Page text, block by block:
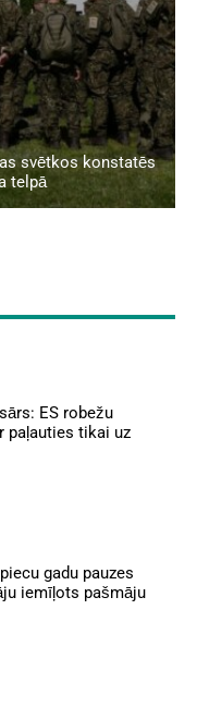
svētkos konstatēs
telpā
ES robežu
paļauties tikai uz
gadu pauzes
iemīļots pašmāju